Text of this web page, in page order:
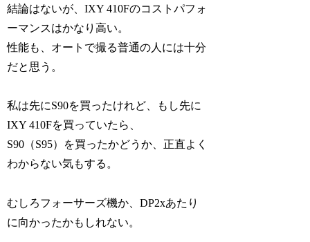
結論はないが、IXY 410Fのコストパフォ
ーマンスはかなり高い。
性能も、オートで撮る普通の人には十分
だと思う。
私は先にS90を買ったけれど、もし先に
IXY 410Fを買っていたら、
S90（S95）を買ったかどうか、正直よく
わからない気もする。
むしろフォーサーズ機か、DP2xあたり
に向かったかもしれない。